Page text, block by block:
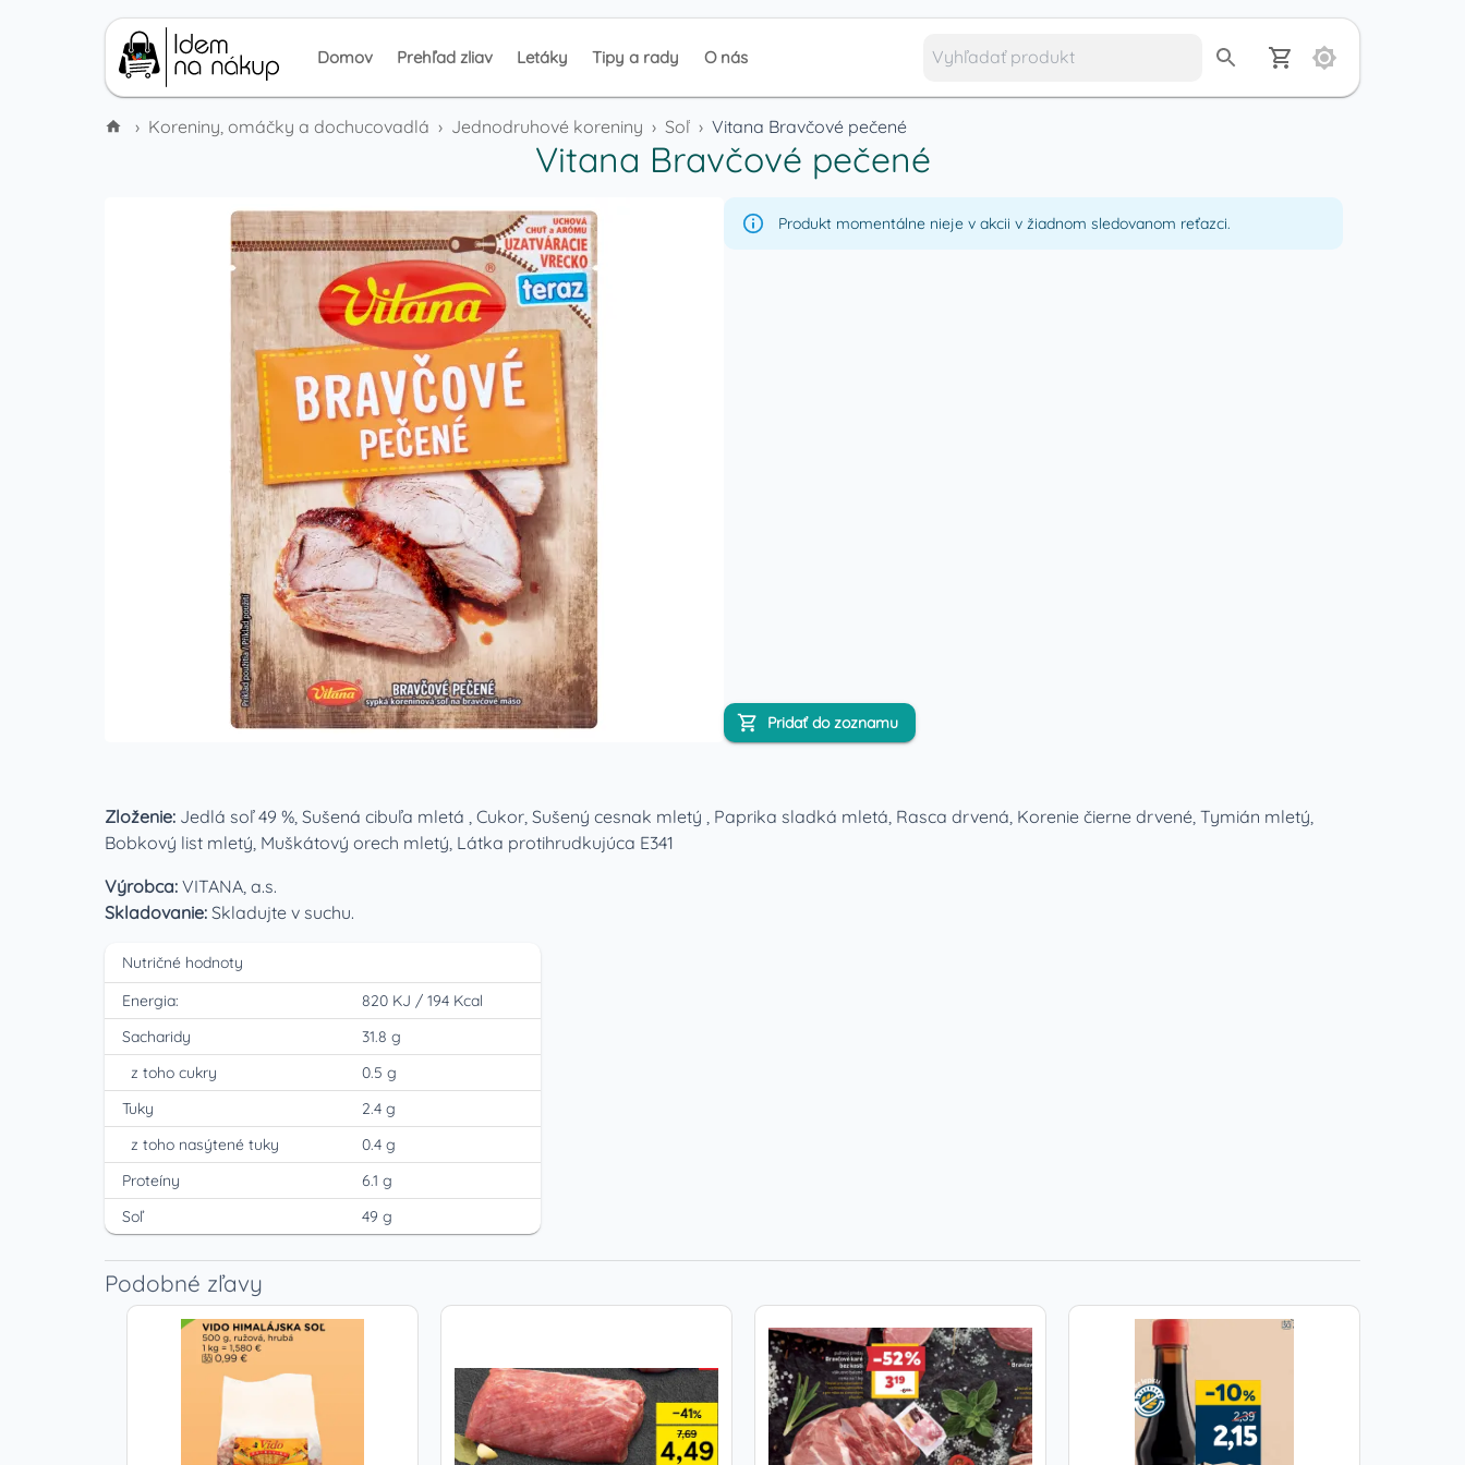
Domov Prehľad zliav Letáky Tipy a rady O nás
› Koreniny, omáčky a dochucovadlá › Jednodruhové koreniny › Soľ › Vitana Bravčové pečené
Vitana Bravčové pečené
Produkt momentálne nieje v akcii v žiadnom sledovanom reťazci.
Pridať do zoznamu
Zloženie: Jedlá soľ 49 %, Sušená cibuľa mletá , Cukor, Sušený cesnak mletý , Paprika sladká mletá, Rasca drvená, Korenie čierne drvené, Tymián mletý,
Bobkový list mletý, Muškátový orech mletý, Látka protihrudkujúca E341
Výrobca: VITANA, a.s.
Skladovanie: Skladujte v suchu.
Nutričné hodnoty
Energia:
820 KJ / 194 Kcal
Sacharidy
31.8 g
z toho cukry
0.5 g
Tuky
2.4 g
z toho nasýtené tuky
0.4 g
Proteíny
6.1 g
Soľ
49 g
Podobné zľavy